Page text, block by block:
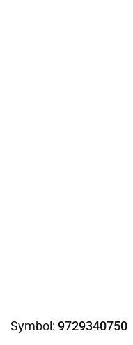
Symbol: 9729340750